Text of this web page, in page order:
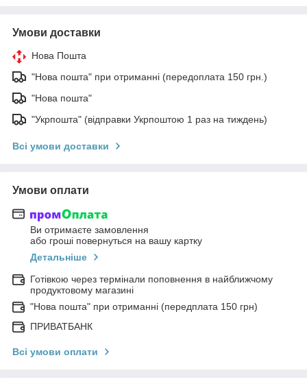
Умови доставки
Нова Пошта
"Нова пошта" при отриманні (передоплата 150 грн.)
"Нова пошта"
"Укрпошта" (відправки Укрпоштою 1 раз на тиждень)
Всі умови доставки
Умови оплати
Ви отримаєте замовлення
або гроші повернуться на вашу картку
Детальніше
Готівкою через термінали поповнення в найближчому
продуктовому магазині
"Нова пошта" при отриманні (передплата 150 грн)
ПРИВАТБАНК
Всі умови оплати